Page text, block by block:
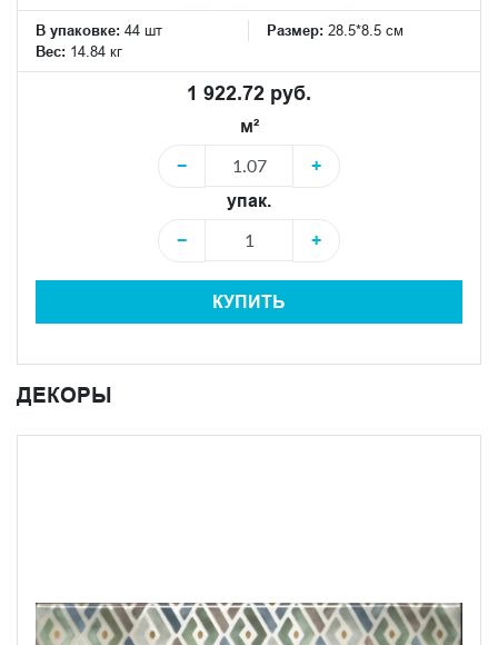
В упаковке: 44 шт Размер: 28.5*8.5 см
Вес: 14.84 кг
1 922.72 руб.
м²
−
+
упак.
−
+
КУПИТЬ
ДЕКОРЫ